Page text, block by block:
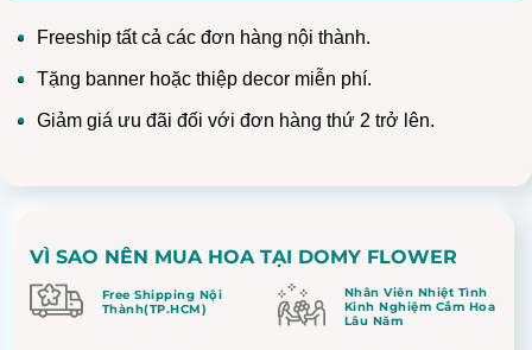
Freeship tất cả các đơn hàng nội thành.
Tặng banner hoặc thiệp decor miễn phí.
Giảm giá ưu đãi đối với đơn hàng thứ 2 trở lên.
VÌ SAO NÊN MUA HOA TẠI DOMY FLOWER
Free Shipping Nội
Thành(TP.HCM)
Nhân Viên Nhiệt Tình
Kinh Nghiệm Cắm Hoa
Lâu Năm